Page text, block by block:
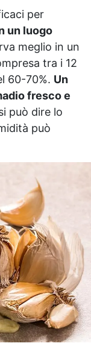
per
un luogo
meglio in un
tra i 12
60-70%. Un
fresco e
può dire lo
può